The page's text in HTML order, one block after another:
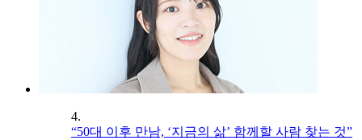
4.
“50대 이후 만남, ‘지금의 삶’ 함께할 사람 찾는 것”